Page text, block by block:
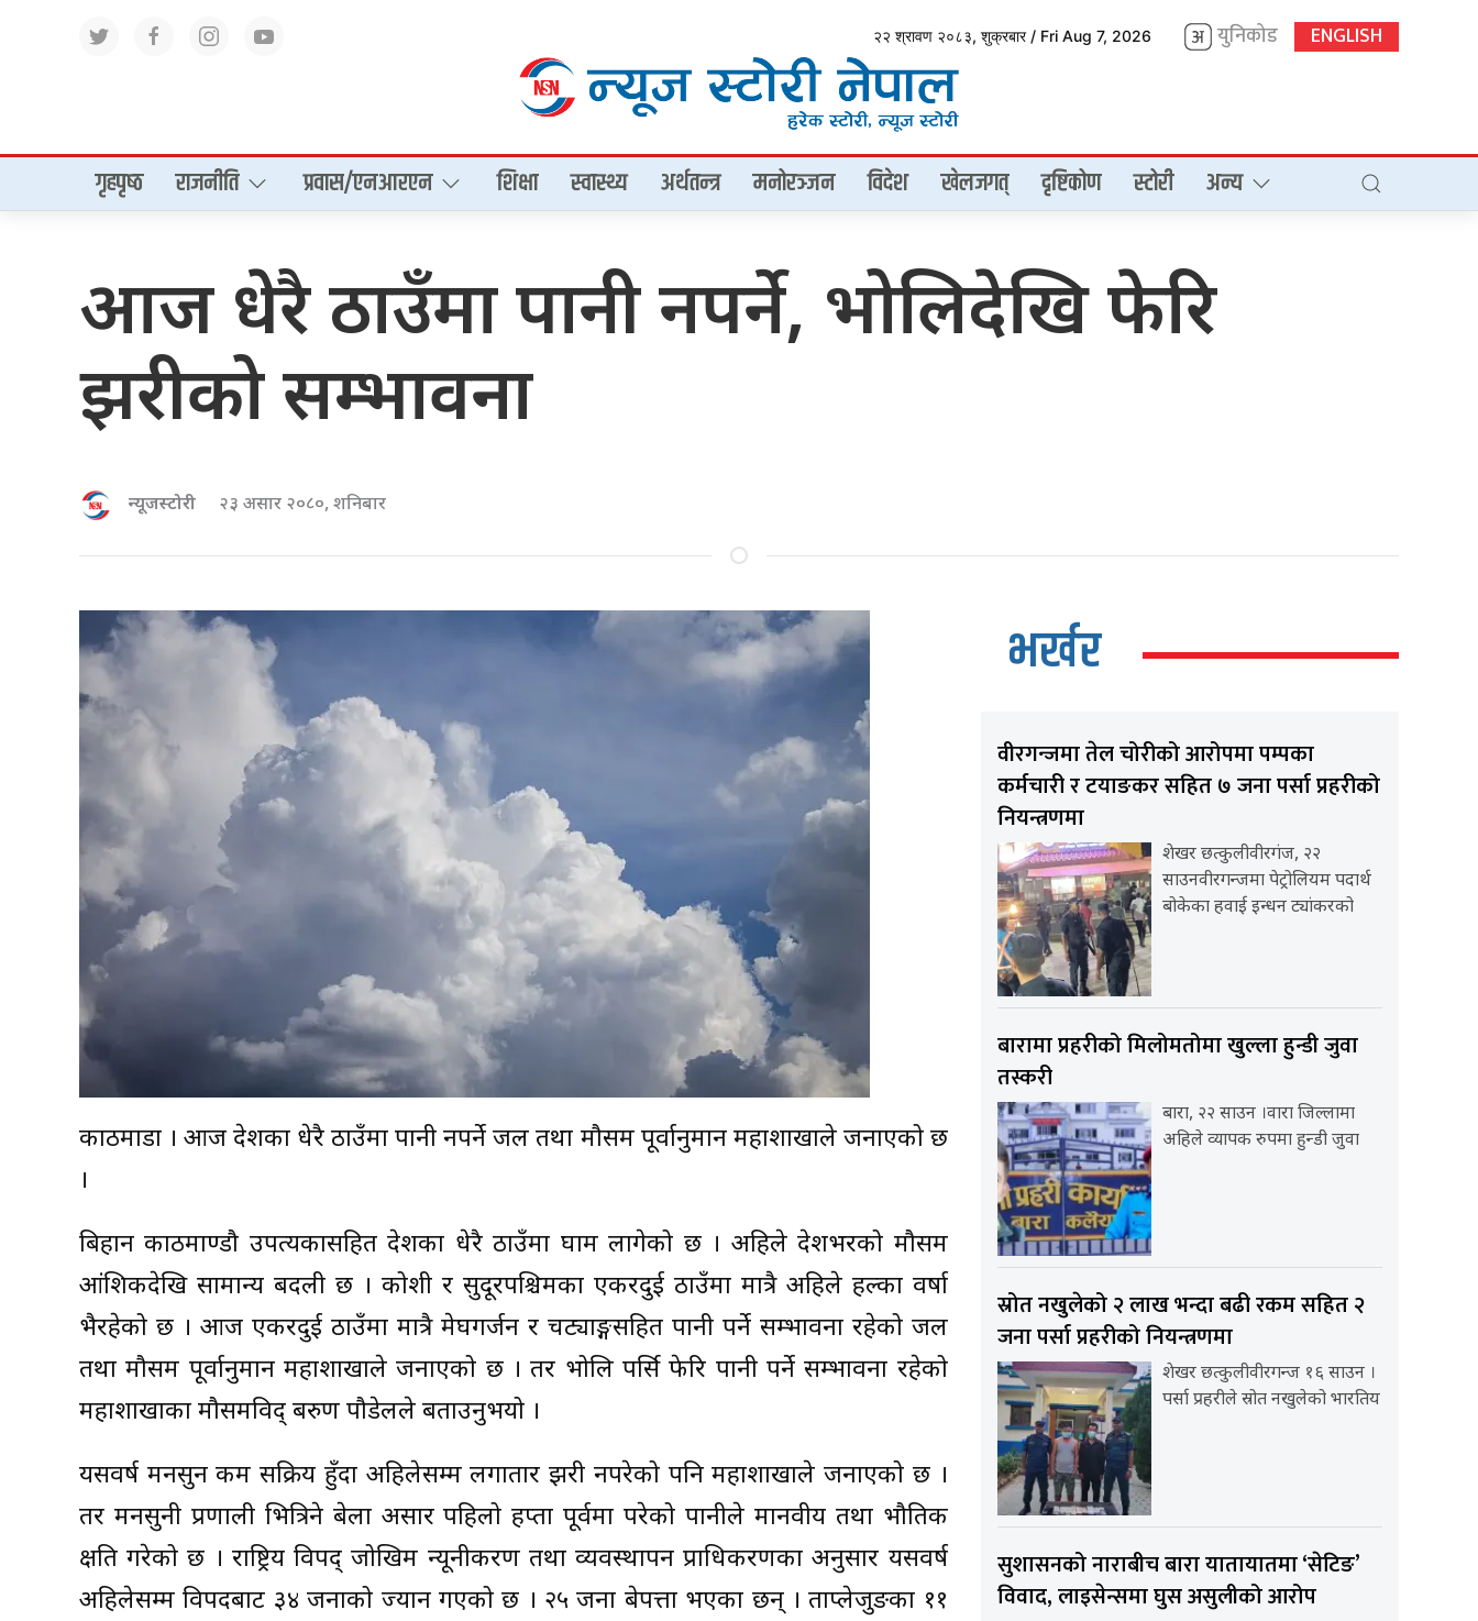
२२ श्रावण २०८३, शुक्रबार / Fri Aug 7, 2026 युनिकोड ENGLISH
गृहपृष्‍ठ राजनीति प्रवास/एनआरएन शिक्षा स्वास्थ्य अर्थतन्त्र मनोरञ्जन विदेश खेलजगत् दृष्टिकोण स्टोरी अन्य
आज धेरै ठाउँमा पानी नपर्ने, भोलिदेखि फेरि
झरीको सम्भावना
न्यूजस्टोरी २३ असार २०८०, शनिबार
काठमाडौं । आज देशका धेरै ठाउँमा पानी नपर्ने जल तथा मौसम पूर्वानुमान महाशाखाले जनाएको छ
।
बिहान काठमाण्डौ उपत्यकासहित देशका धेरै ठाउँमा घाम लागेको छ । अहिले देशभरको मौसम
आंशिकदेखि सामान्य बदली छ । कोशी र सुदूरपश्चिमका एकरदुई ठाउँमा मात्रै अहिले हल्का वर्षा
भैरहेको छ । आज एकरदुई ठाउँमा मात्रै मेघगर्जन र चट्याङ्गसहित पानी पर्ने सम्भावना रहेको जल
तथा मौसम पूर्वानुमान महाशाखाले जनाएको छ । तर भोलि पर्सि फेरि पानी पर्ने सम्भावना रहेको
महाशाखाका मौसमविद् बरुण पौडेलले बताउनुभयो ।
यसवर्ष मनसुन कम सक्रिय हुँदा अहिलेसम्म लगातार झरी नपरेको पनि महाशाखाले जनाएको छ ।
तर मनसुनी प्रणाली भित्रिने बेला असार पहिलो हप्ता पूर्वमा परेको पानीले मानवीय तथा भौतिक
क्षति गरेको छ । राष्ट्रिय विपद् जोखिम न्यूनीकरण तथा व्यवस्थापन प्राधिकरणका अनुसार यसवर्ष
अहिलेसम्म विपदबाट ३४ जनाको ज्यान गएको छ । २५ जना बेपत्ता भएका छन् । ताप्लेजुङका ११
भर्खर
वीरगन्जमा तेल चोरीको आरोपमा पम्पका
कर्मचारी र टयाङकर सहित ७ जना पर्सा प्रहरीको
नियन्त्रणमा
शेखर छत्कुलीवीरगंज, २२
साउनवीरगन्जमा पेट्रोलियम पदार्थ
बोकेका हवाई इन्धन ट्यांकरको
बारामा प्रहरीको मिलोमतोमा खुल्ला हुन्डी जुवा
तस्करी
बारा, २२ साउन ।वारा जिल्लामा
अहिले व्यापक रुपमा हुन्डी जुवा
स्रोत नखुलेको २ लाख भन्दा बढी रकम सहित २
जना पर्सा प्रहरीको नियन्त्रणमा
शेखर छत्कुलीवीरगन्ज १६ साउन ।
पर्सा प्रहरीले स्रोत नखुलेको भारतिय
सुशासनको नाराबीच बारा यातायातमा ‘सेटिङ’
विवाद, लाइसेन्समा घुस असुलीको आरोप